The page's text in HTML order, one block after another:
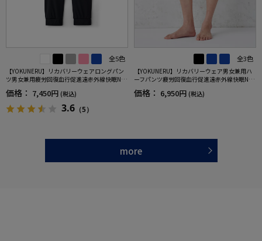
全5色
【YOKUNERU】リカバリーウェアロングパン
ツ男女兼用疲労回復血行促進遠赤外線快眠NA
NOMIX(R)【一般医療機器】SS～LLサイズ
価格： 7,450円 (税込)
3.6 （5）
全3色
【YOKUNERU】リカバリーウェア男女兼用ハ
ーフパンツ疲労回復血行促進遠赤外線快眠NA
NOMIX(R)【一般医療機器】SS～LLサイズ
価格： 6,950円 (税込)
more